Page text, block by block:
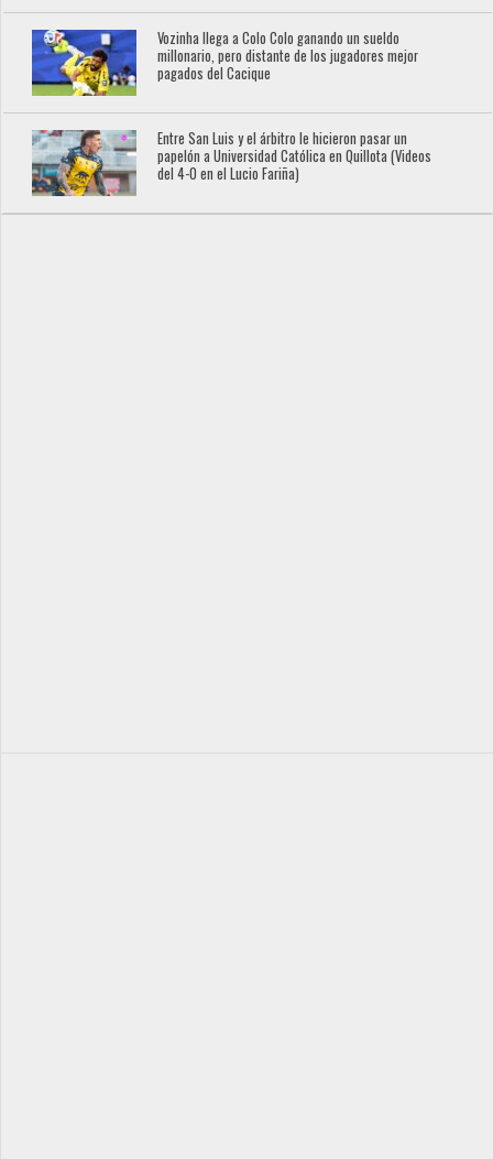
Vozinha llega a Colo Colo ganando un sueldo
millonario, pero distante de los jugadores mejor
pagados del Cacique
Entre San Luis y el árbitro le hicieron pasar un
papelón a Universidad Católica en Quillota (Videos
del 4-0 en el Lucio Fariña)